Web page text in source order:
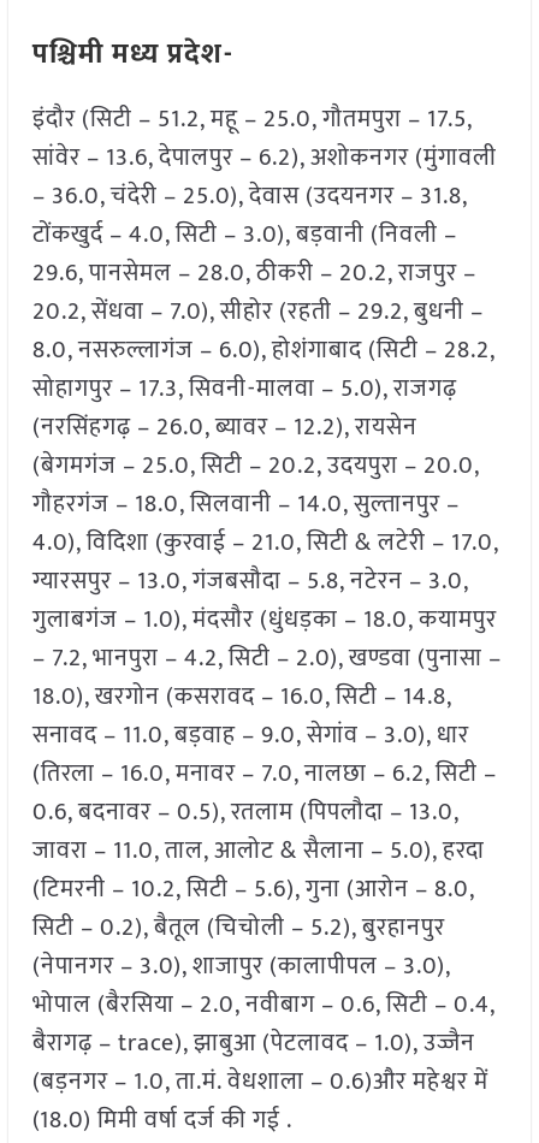
पश्चिमी मध्य प्रदेश-
इंदौर (सिटी – 51.2, महू – 25.0, गौतमपुरा – 17.5,
सांवेर – 13.6, देपालपुर – 6.2), अशोकनगर (मुंगावली
– 36.0, चंदेरी – 25.0), देवास (उदयनगर – 31.8,
टोंकखुर्द – 4.0, सिटी – 3.0), बड़वानी (निवली –
29.6, पानसेमल – 28.0, ठीकरी – 20.2, राजपुर –
20.2, सेंधवा – 7.0), सीहोर (रहती – 29.2, बुधनी –
8.0, नसरुल्लागंज – 6.0), होशंगाबाद (सिटी – 28.2,
सोहागपुर – 17.3, सिवनी-मालवा – 5.0), राजगढ़
(नरसिंहगढ़ – 26.0, ब्यावर – 12.2), रायसेन
(बेगमगंज – 25.0, सिटी – 20.2, उदयपुरा – 20.0,
गौहरगंज – 18.0, सिलवानी – 14.0, सुल्तानपुर –
4.0), विदिशा (कुरवाई – 21.0, सिटी & लटेरी – 17.0,
ग्यारसपुर – 13.0, गंजबसौदा – 5.8, नटेरन – 3.0,
गुलाबगंज – 1.0), मंदसौर (धुंधड़का – 18.0, कयामपुर
– 7.2, भानपुरा – 4.2, सिटी – 2.0), खण्डवा (पुनासा –
18.0), खरगोन (कसरावद – 16.0, सिटी – 14.8,
सनावद – 11.0, बड़वाह – 9.0, सेगांव – 3.0), धार
(तिरला – 16.0, मनावर – 7.0, नालछा – 6.2, सिटी –
0.6, बदनावर – 0.5), रतलाम (पिपलौदा – 13.0,
जावरा – 11.0, ताल, आलोट & सैलाना – 5.0), हरदा
(टिमरनी – 10.2, सिटी – 5.6), गुना (आरोन – 8.0,
सिटी – 0.2), बैतूल (चिचोली – 5.2), बुरहानपुर
(नेपानगर – 3.0), शाजापुर (कालापीपल – 3.0),
भोपाल (बैरसिया – 2.0, नवीबाग – 0.6, सिटी – 0.4,
बैरागढ़ – trace), झाबुआ (पेटलावद – 1.0), उज्जैन
(बड़नगर – 1.0, ता.मं. वेधशाला – 0.6)और महेश्वर में
(18.0) मिमी वर्षा दर्ज की गई .